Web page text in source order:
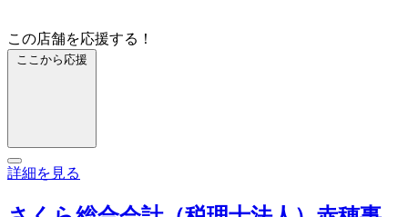
この店舗を応援する！
ここから応援
詳細を見る